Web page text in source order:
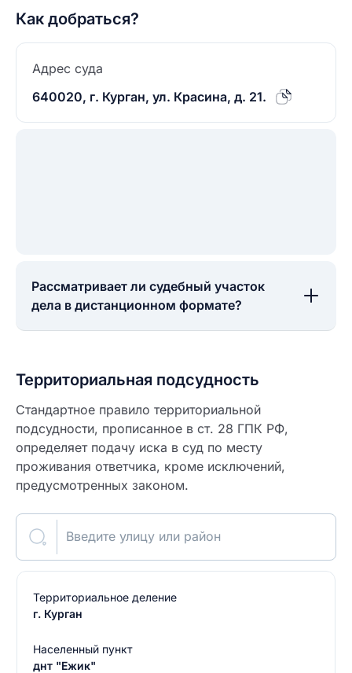
Как добраться?
Адрес суда
640020, г. Курган, ул. Красина, д. 21.
Рассматривает ли судебный участок
дела в дистанционном формате?
Территориальная подсудность
Стандартное правило территориальной
подсудности, прописанное в ст. 28 ГПК РФ,
определяет подачу иска в суд по месту
проживания ответчика, кроме исключений,
предусмотренных законом.
Введите улицу или район
Территориальное деление
г. Курган
Населенный пункт
днт "Ежик"